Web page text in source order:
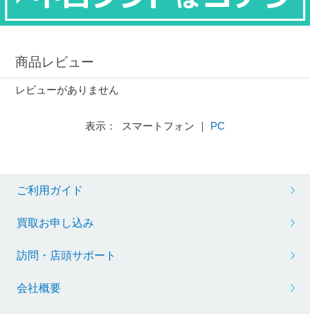
商品レビュー
レビューがありません
表示： スマートフォン ｜ PC
ご利用ガイド
買取お申し込み
訪問・店頭サポート
会社概要